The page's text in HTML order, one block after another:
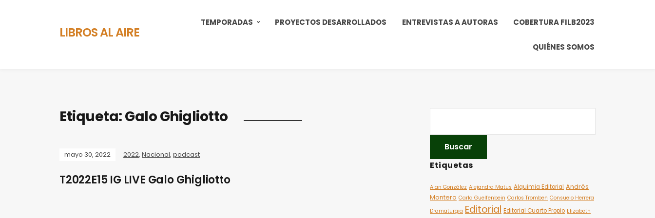
LIBROS AL AIRE
TEMPORADAS PROYECTOS DESARROLLADOS ENTREVISTAS A AUTORAS COBERTURA FILB2023
QUIÉNES SOMOS
Etiqueta:Galo Ghigliotto
mayo 30, 2022 2022, Nacional, podcast
T2022E15 IG LIVE Galo Ghigliotto
Etiquetas
Alan González Alejandra Matus Alquimia Editorial Andrés
Montero Carla Guelfenbein Carlos Tromben Consuelo Herrera
Dramaturgia Editorial Editorial Cuarto Propio Elizabeth